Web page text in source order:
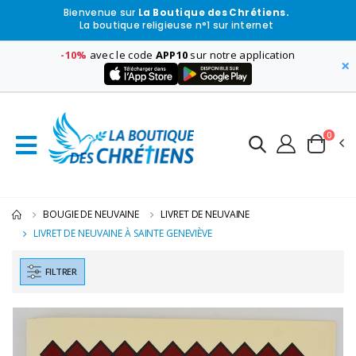
Bienvenue sur La Boutique des Chrétiens.
La boutique religieuse n°1 sur internet
-10% avec le code APP10 sur notre application
×
0
BOUGIE DE NEUVAINE
LIVRET DE NEUVAINE
LIVRET DE NEUVAINE À SAINTE GENEVIÈVE
FILTRER